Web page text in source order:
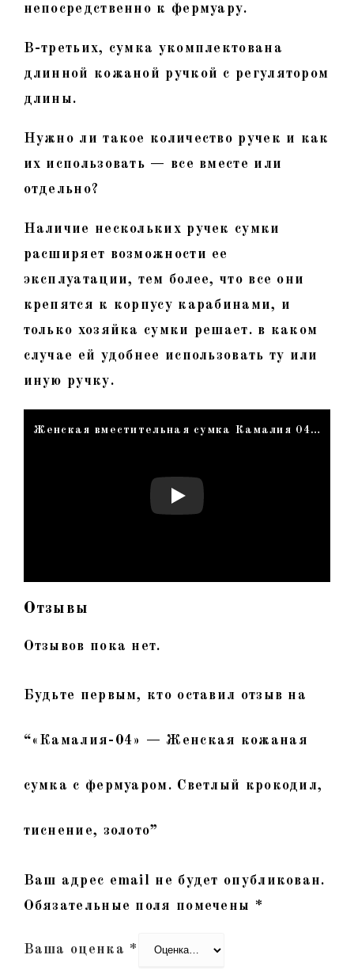
непосредственно к фермуару.
В-третьих, сумка укомплектована
длинной кожаной ручкой с регулятором
длины.
Нужно ли такое количество ручек и как
их использовать — все вместе или
отдельно?
Наличие нескольких ручек сумки
расширяет возможности ее
эксплуатации, тем более, что все они
крепятся к корпусу карабинами, и
только хозяйка сумки решает. в каком
случае ей удобнее использовать ту или
иную ручку.
Женская вместительная сумка Камалия 04. Светлый крок, тиснение под крокодила, с фермуаром под золото
Отзывы
Отзывов пока нет.
Будьте первым, кто оставил отзыв на
“«Камалия-04» — Женская кожаная
сумка с фермуаром. Светлый крокодил,
тиснение, золото”
Ваш адрес email не будет опубликован.
Обязательные поля помечены *
Ваша оценка *